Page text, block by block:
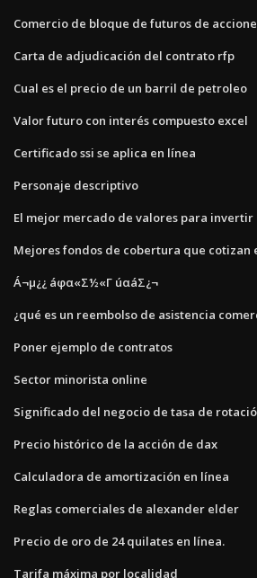
Comercio de bloque de futuros de
Carta de adjudicación del contrato rfp
Cual es el precio de un barril de petroleo
Valor futuro con interés compuesto excel
Certificado ssi se aplica en línea
Personaje descriptivo
El mejor mercado de valores para invertir
Mejores fondos de cobertura que cotizan
Á¬µ¿¿ áφα«Σ½«Γ úαáΣ¿¬
¿qué es un reembolso de asistencia
Poner ejemplo de contratos
Sector minorista online
Significado del negocio de tasa de
Precio histórico de la acción de dax
Calculadora de amortización en línea
Reglas comerciales de alexander elder
Precio de oro de 24 quilates en línea.
Tarifa máxima por localidad